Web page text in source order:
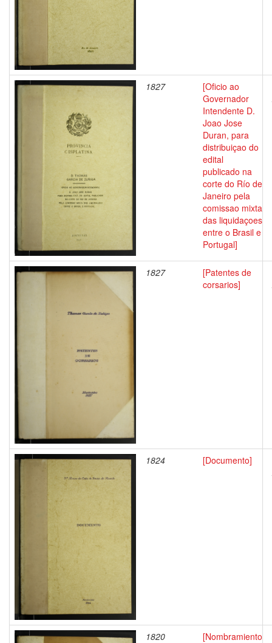
1827
[Oficio ao
Governador
Intendente D.
Joao Jose
Duran, para
distribuiçao do
edital
publicado na
corte do Río de
Janeiro pela
comissao mixta
das liquidaçoes
entre o Brasil e
Portugal]
1827
[Patentes de
corsarios]
1824 [Documento]
1820
[Nombramiento